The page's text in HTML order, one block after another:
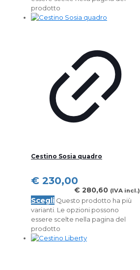
prodotto
Cestino Sosia quadro
€ 230,00
€ 280,60 (IVA incl.)
Scegli Questo prodotto ha più
varianti. Le opzioni possono
essere scelte nella pagina del
prodotto